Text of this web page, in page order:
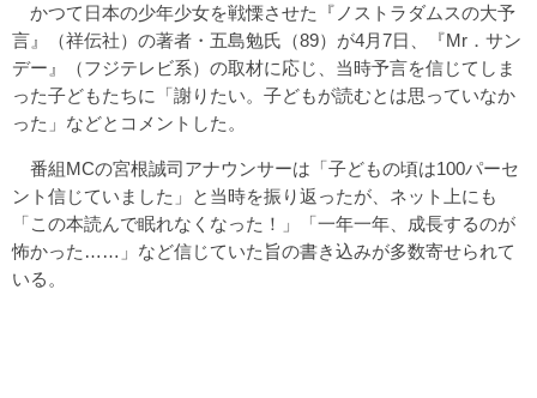
かつて日本の少年少女を戦慄させた『ノストラダムスの大予
言』（祥伝社）の著者・五島勉氏（89）が4月7日、『Mr．サン
デー』（フジテレビ系）の取材に応じ、当時予言を信じてしま
った子どもたちに「謝りたい。子どもが読むとは思っていなか
った」などとコメントした。
番組MCの宮根誠司アナウンサーは「子どもの頃は100パーセ
ント信じていました」と当時を振り返ったが、ネット上にも
「この本読んで眠れなくなった！」「一年一年、成長するのが
怖かった……」など信じていた旨の書き込みが多数寄せられて
いる。